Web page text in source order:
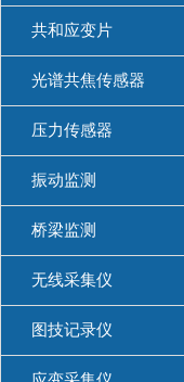
共和应变片
光谱共焦传感器
压力传感器
振动监测
桥梁监测
无线采集仪
图技记录仪